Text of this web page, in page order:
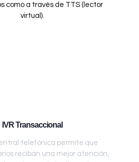
como a través de TTS (lector
virtual).
IVR Transaccional
telefónica permite que
reciban una mejor atención,